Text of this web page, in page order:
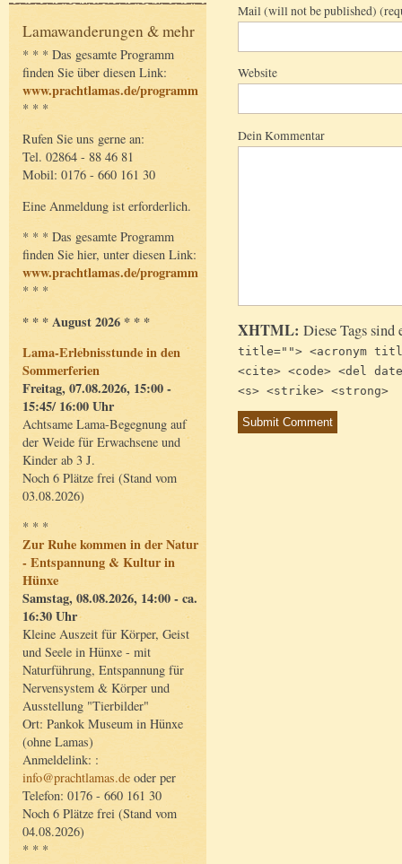
Lamawanderungen & mehr
* * * Das gesamte Programm
finden Sie über diesen Link:
www.prachtlamas.de/programm
* * *
Rufen Sie uns gerne an:
Tel. 02864 - 88 46 81
Mobil: 0176 - 660 161 30
Eine Anmeldung ist erforderlich.
* * * Das gesamte Programm
finden Sie hier, unter diesen Link:
www.prachtlamas.de/programm
* * *
* * * August 2026 * * *
Lama-Erlebnisstunde in den
Sommerferien
Freitag, 07.08.2026, 15:00 -
15:45/ 16:00 Uhr
Achtsame Lama-Begegnung auf
der Weide für Erwachsene und
Kinder ab 3 J.
Noch 6 Plätze frei (Stand vom
03.08.2026)
* * *
Zur Ruhe kommen in der Natur
- Entspannung & Kultur in
Hünxe
Samstag, 08.08.2026, 14:00 - ca.
16:30 Uhr
Kleine Auszeit für Körper, Geist
und Seele in Hünxe - mit
Naturführung, Entspannung für
Nervensystem & Körper und
Ausstellung "Tierbilder"
Ort: Pankok Museum in Hünxe
(ohne Lamas)
Anmeldelink: :
info@prachtlamas.de oder per
Telefon: 0176 - 660 161 30
Noch 6 Plätze frei (Stand vom
04.08.2026)
* * *
Mail (will not be published)
Website
Dein Kommentar
XHTML: Diese Tags
title=""> <acronym
<cite> <code> <del
<s> <strike> <strong>